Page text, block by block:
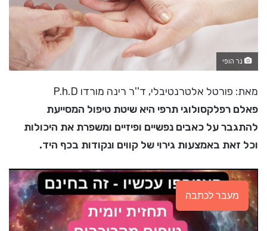
נר הופי
מאת: פורטל אלטרנטיבלי, ד''ר רינה מורדו P.h.D
פאלם רפלקסולוגי תרפי היא שיטת טיפול המסייעת
להתגבר על כאבים נפשיים ופיזיים ומשפרת את היכולות
וכל זאת באמצעות גירוי של קווים ונקודות בכף היד.
מעבר לכתבה